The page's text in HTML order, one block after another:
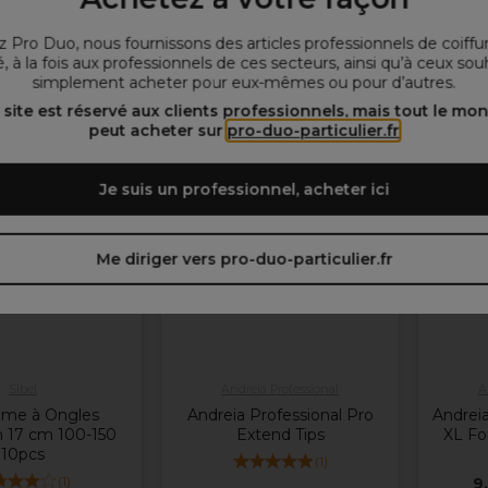
Pro Duo, nous fournissons des articles professionnels de
à la fois aux professionnels de ces secteurs, ainsi qu’à ceux
simplement acheter pour eux-mêmes ou pour d’autres.
site est réservé aux clients professionnels, mais tout le
peut acheter sur pro-duo-particulier.fr
Je suis un professionnel, acheter ici
Me diriger vers pro-duo-particulier.fr
au panier Ajouter au panier
à Ongles
17 cm 100-150
10pcs
(1)
Plus
d'options
Andreia Professional Pro
Extend Tips
(1)
XL